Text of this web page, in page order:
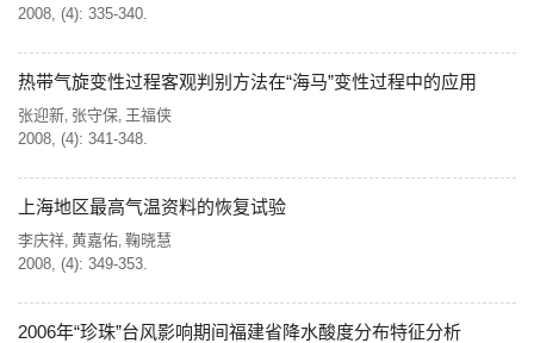
2008, (4): 335-340.
热带气旋变性过程客观判别方法在“海马”变性过程中的应用
张迎新, 张守保, 王福侠
2008, (4): 341-348.
上海地区最高气温资料的恢复试验
李庆祥, 黄嘉佑, 鞠晓慧
2008, (4): 349-353.
2006年“珍珠”台风影响期间福建省降水酸度分布特征分析